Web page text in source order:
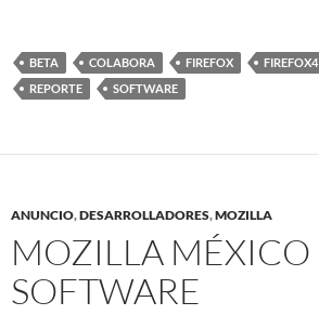
BETA COLABORA FIREFOX FIREFOX4
REPORTE
SOFTWARE
ANUNCIO,DESARROLLADORES,MOZILLA
MOZILLA MÉXICO
SOFTWARE